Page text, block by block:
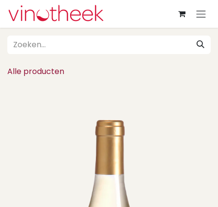
Overslaan naar inhoud
Alle producten